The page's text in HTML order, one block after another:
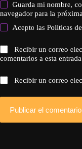
Guarda mi nombre,
navegador para la
Acepto lasPoliticas
Recibir un correo
comentarios a esta
Recibir un correo
Publicar el comentario